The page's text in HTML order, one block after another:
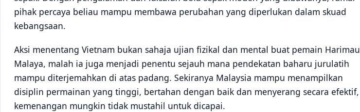
pihak percaya beliau mampu membawa perubahan yang diperlukan dalam skuad
kebangsaan.
Aksi menentang Vietnam bukan sahaja ujian fizikal dan mental buat pemain Harimau
Malaya, malah ia juga menjadi penentu sejauh mana pendekatan baharu jurulatih
mampu diterjemahkan di atas padang. Sekiranya Malaysia mampu menampilkan
disiplin permainan yang tinggi, bertahan dengan baik dan menyerang secara efektif,
kemenangan mungkin tidak mustahil untuk dicapai.